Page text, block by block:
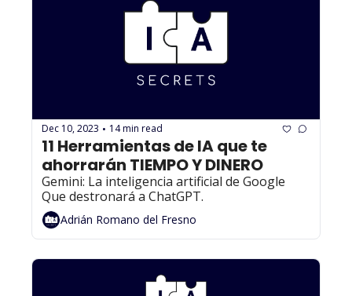
Dec 10, 2023 • 14 min read
11 Herramientas de IA que te
ahorrarán TIEMPO Y DINERO
Gemini: La inteligencia artificial de Google
Que destronará a ChatGPT.
Adrián Romano del Fresno